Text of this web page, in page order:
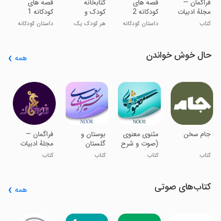
‏فراگمان —
مجلهٔ ادبیات
گمانه‌زن
کتاب
‏‏‏قصه های
کودکانه 2
داستان کودکانه
‏کتابخانه
کودک و
نوجوان بوم
هر کودک یک
‏‏قصه های
کودکانه 1
داستان کودکانه
حال خوش خواندن همه
‏جام سخن
کتاب
‏مثنوی معنوی
(صوت و شرح
کامل)
کتاب
‏بوستان و
گلستان
سعدی
(صوت،شرح
کتاب
‏فراگمان —
مجلهٔ ادبیات
گمانه‌زن
کتاب
کتاب‌های صوتی همه